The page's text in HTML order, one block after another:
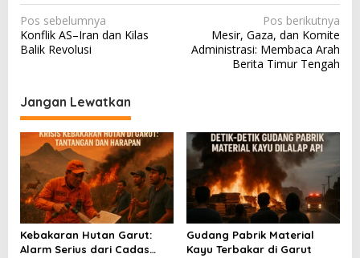
N
a
g
a
s
i
p
o
s
Pos sebelumnya
Konflik AS–Iran dan Kilas
Balik Revolusi
Pos berikutnya
Mesir, Gaza, dan Komite
Administrasi: Membaca Arah
Berita Timur Tengah
Jangan Lewatkan
Kebakaran Hutan Garut:
Alarm Serius dari Cadas
Gudang Pabrik Material
Kayu Terbakar di Garut